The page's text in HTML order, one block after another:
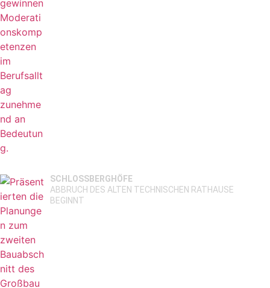
SCHLOSSBERGHÖFE
ABBRUCH DES ALTEN TECHNISCHEN RATHAUSE
BEGINNT